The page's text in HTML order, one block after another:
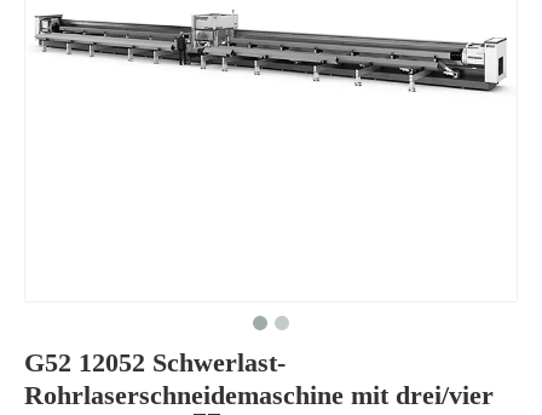
G52 12052 Schwerlast-
Rohrlaserschneidemaschine mit drei/vier